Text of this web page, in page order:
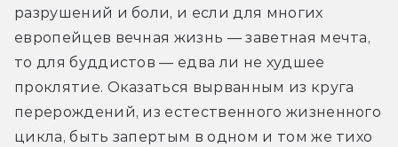
разрушений и боли, и если для многих
европейцев вечная жизнь — заветная мечта,
то для буддистов — едва ли не худшее
проклятие. Оказаться вырванным из круга
перерождений, из естественного жизненного
цикла, быть запертым в одном и том же тихо